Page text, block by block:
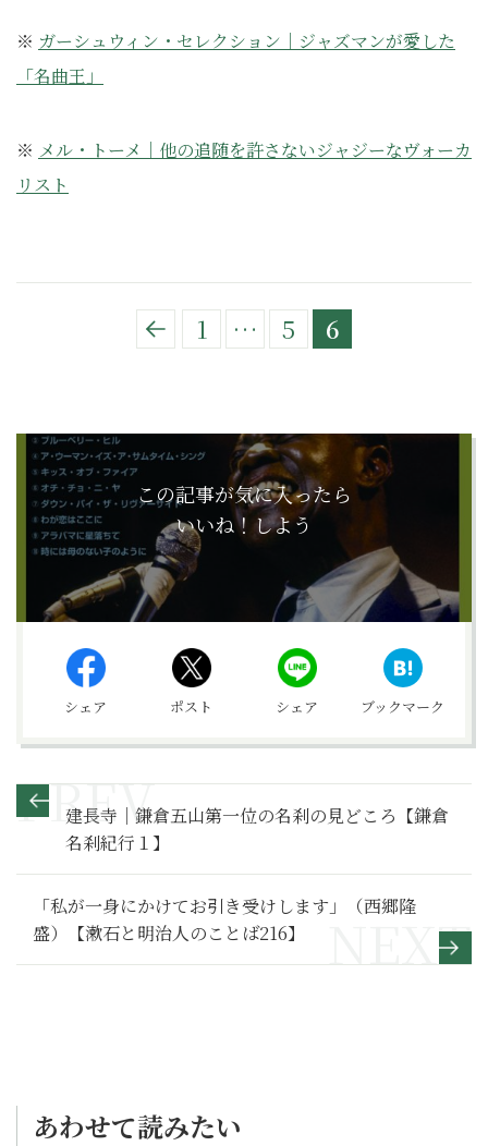
※ ガーシュウィン・セレクション｜ジャズマンが愛した
「名曲王」
※ メル・トーメ｜他の追随を許さないジャジーなヴォーカ
リスト
1 … 5 6
この記事が気に入ったら
いいね！しよう
シェア ポスト シェア ブックマーク
建長寺｜鎌倉五山第一位の名刹の見どころ【鎌倉
名刹紀行１】
「私が一身にかけてお引き受けします」（西郷隆
盛）【漱石と明治人のことば216】
あわせて読みたい